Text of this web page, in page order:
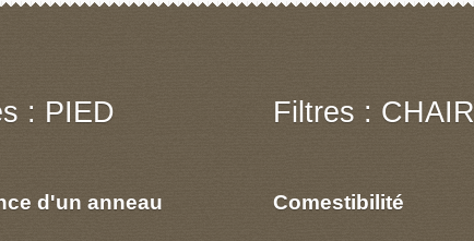
: PIED
d'un anneau
Filtres : CHAIR
Comestibilité